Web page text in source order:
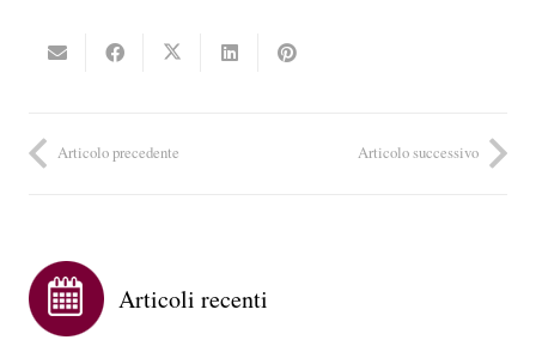
Articolo precedente Articolo successivo
Articoli recenti